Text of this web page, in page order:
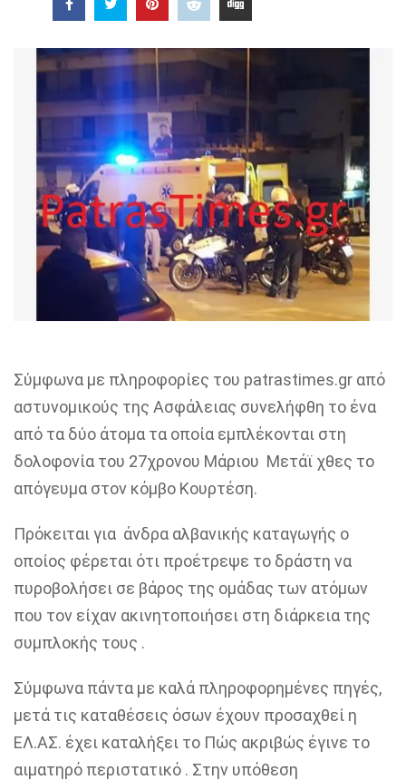
Σύμφωνα με πληροφορίες του patrastimes.gr από
αστυνομικούς της Ασφάλειας συνελήφθη το ένα
από τα δύο άτομα τα οποία εμπλέκονται στη
δολοφονία του 27χρονου Μάριου Μετάϊ χθες το
απόγευμα στον κόμβο Κουρτέση.
Πρόκειται για άνδρα αλβανικής καταγωγής ο
οποίος φέρεται ότι προέτρεψε το δράστη να
πυροβολήσει σε βάρος της ομάδας των ατόμων
που τον είχαν ακινητοποιήσει στη διάρκεια της
συμπλοκής τους .
Σύμφωνα πάντα με καλά πληροφορημένες πηγές,
μετά τις καταθέσεις όσων έχουν προσαχθεί η
ΕΛ.ΑΣ. έχει καταλήξει το Πώς ακριβώς έγινε το
αιματηρό περιστατικό . Στην υπόθεση